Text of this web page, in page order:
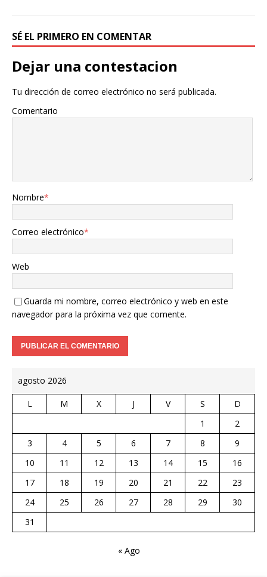
SÉ EL PRIMERO EN COMENTAR
Dejar una contestacion
Tu dirección de correo electrónico no será publicada.
Comentario
Nombre*
Correo electrónico*
Web
Guarda mi nombre, correo electrónico y web en este
navegador para la próxima vez que comente.
agosto 2026
L M X J V S
D
1
2
3
4 5 6 7 8
9
10
11 12 13 14 15
16
17
18 19 20 21 22
23
24
25 26 27 28 29
30
31
« Ago